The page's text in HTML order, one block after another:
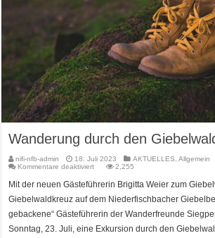
Wanderung durch den
nifi-nfb-admin 18. Juli 2023 AKTUELLES ,Allgemein
Kommentare deaktiviertfür
durch
den
Giebelwald
geplant
2,255
Mit der neuen Gästeführerin Brigitta Weier zum
Giebelwaldkreuz auf dem Niederfischbacher
ge­ba­cke­ne“ Gäs­te­füh­re­rin der Wan­der­freun­de
Sonn­tag, 23. Juli, eine Ex­kur­si­on durch den